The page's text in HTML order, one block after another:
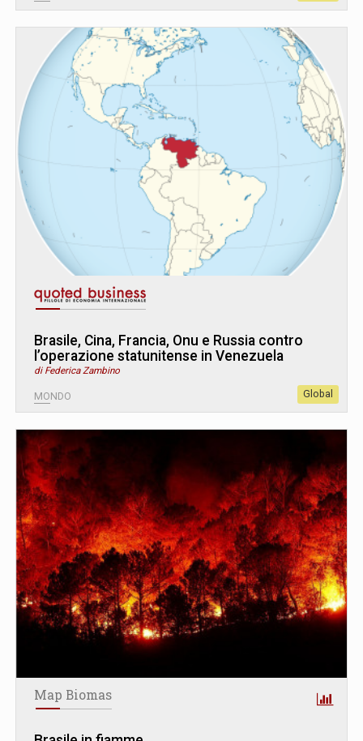
Brasile, Cina, Francia, Onu e Russia contro
l’operazione statunitense in Venezuela
di Federica Zambino
MONDO Global
Map Biomas